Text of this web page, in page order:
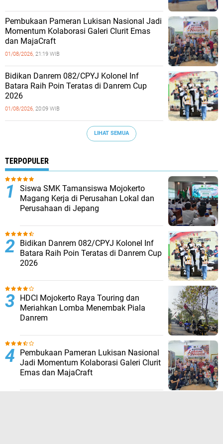
Pembukaan Pameran Lukisan Nasional Jadi
Momentum Kolaborasi Galeri Clurit Emas
dan MajaCraft
01/08/2026, 21:19 WIB
Bidikan Danrem 082/CPYJ Kolonel Inf
Batara Raih Poin Teratas di Danrem Cup
2026
01/08/2026, 20:09 WIB
LIHAT SEMUA
TERPOPULER
Siswa SMK Tamansiswa Mojokerto
Magang Kerja di Perusahan Lokal dan
Perusahaan di Jepang
Bidikan Danrem 082/CPYJ Kolonel Inf
Batara Raih Poin Teratas di Danrem Cup
2026
HDCI Mojokerto Raya Touring dan
Meriahkan Lomba Menembak Piala
Danrem
Pembukaan Pameran Lukisan Nasional
Jadi Momentum Kolaborasi Galeri Clurit
Emas dan MajaCraft